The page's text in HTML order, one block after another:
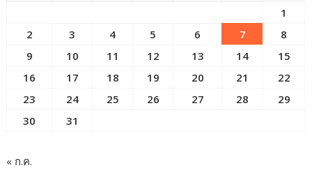
1
2
3 4 5 6 7
8
9
10 11 12 13 14
15
16
17 18 19 20 21
22
23
24 25 26 27 28
29
30
31
« ก.ค.